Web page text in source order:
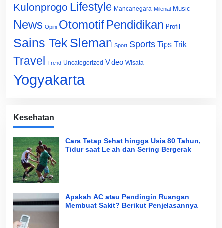
Kulonprogo Lifestyle Mancanegara Milenial Music
News Opini Otomotif Pendidikan Profil
Sains Tek Sleman Sport Sports Tips Trik
Travel Trend Uncategorized Video Wisata
Yogyakarta
Kesehatan
Cara Tetap Sehat hingga Usia 80 Tahun,
Tidur saat Lelah dan Sering Bergerak
Apakah AC atau Pendingin Ruangan
Membuat Sakit? Berikut Penjelasannya